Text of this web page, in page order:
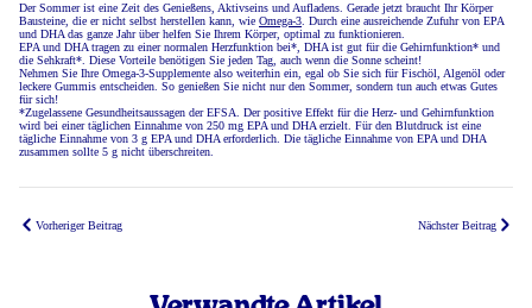
Der Sommer ist eine Zeit des Genießens, Aktivseins und Aufladens. Gerade jetzt braucht Ihr Körper
Bausteine, die er nicht selbst herstellen kann, wie Omega-3. Durch eine ausreichende Zufuhr von EPA
und DHA das ganze Jahr über helfen Sie Ihrem Körper, optimal zu funktionieren.
EPA und DHA tragen zu einer normalen Herzfunktion bei*, DHA ist gut für die Gehirnfunktion* und
die Sehkraft*. Diese Vorteile benötigen Sie jeden Tag, auch wenn die Sonne scheint!
Nehmen Sie Ihre Omega-3-Supplemente also weiterhin ein, egal ob Sie sich für Fischöl, Algenöl oder
leckere Gummis entscheiden. So genießen Sie nicht nur den Sommer, sondern tun auch etwas Gutes
für sich!
*Zugelassene Gesundheitsaussagen der EFSA. Der positive Effekt für die Herz- und Gehirnfunktion
wird bei einer täglichen Einnahme von 250 mg EPA und DHA erzielt. Für den Blutdruck ist eine
tägliche Einnahme von 3 g EPA und DHA erforderlich. Die tägliche Einnahme von EPA und DHA
zusammen sollte 5 g nicht überschreiten.
Vorheriger Beitrag Nächster Beitrag